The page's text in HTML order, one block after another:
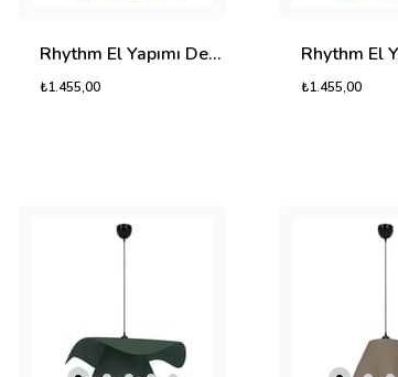
Rhythm El Yapımı Dekoratif Tasarım Jüt Avize M (Mavi, 800gr.)
₺1.455,00 ₺1.455,00